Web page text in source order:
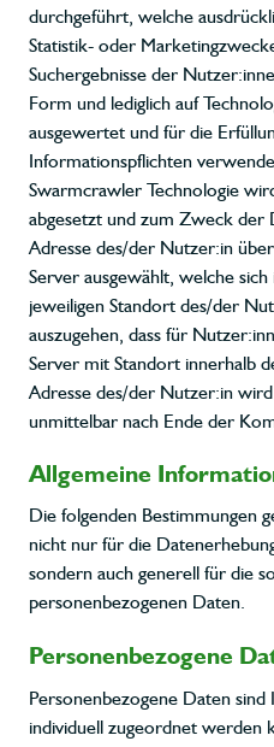
durchgeführt, welche
Statistik- oder
Suchergebnisse der
Form und lediglich auf
ausgewertet und für die
Informationspflichten
Swarmcrawler Technologie
abgesetzt und zum Zweck der
Adresse des/der Nutzer:in
Server ausgewählt, welche
jeweiligen Standort des/der
auszugehen, dass für
Server mit Standort innerhalb
Adresse des/der Nutzer:in
unmittelbar nach Ende der
Allgemeine
Die folgenden Bestimmungen
nicht nur für die
sondern auch generell für die
personenbezogenen Daten.
Personenbezogene
Personenbezogene Daten
individuell zugeordnet werden